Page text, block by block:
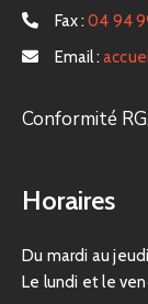
Fax : 04 94
Email :
Conformité
Horaires
Du mardi au
Le lundi et le